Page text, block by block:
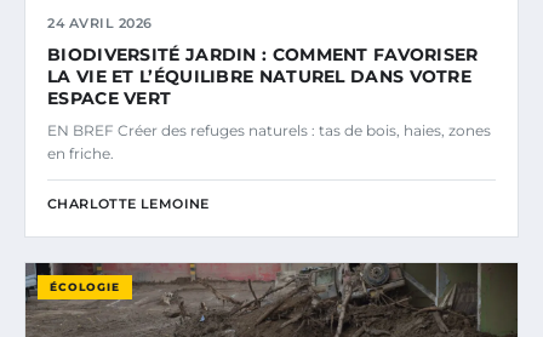
24 AVRIL 2026
BIODIVERSITÉ JARDIN : COMMENT FAVORISER
LA VIE ET L’ÉQUILIBRE NATUREL DANS VOTRE
ESPACE VERT
EN BREF Créer des refuges naturels : tas de bois, haies, zones
en friche.
CHARLOTTE LEMOINE
ÉCOLOGIE